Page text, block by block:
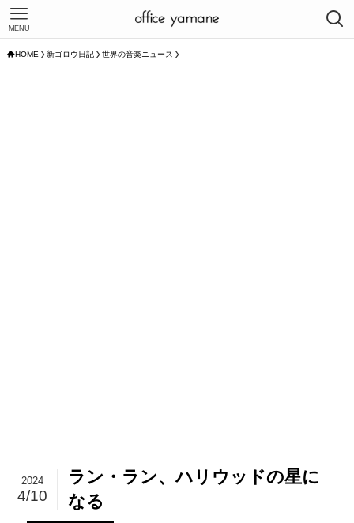
MENU
HOME 新ゴロウ日記 世界の音楽ニュース
ラン・ラン、ハリウッドの星に
なる
2024
4/10